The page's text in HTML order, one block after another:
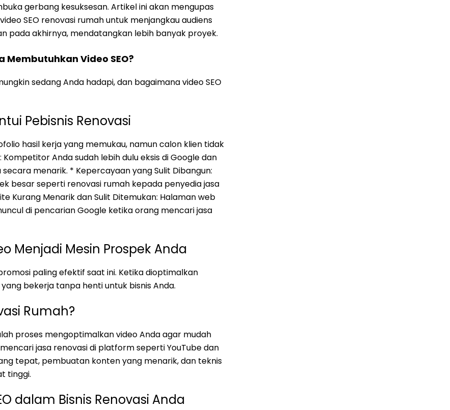
gerbang kesuksesan. Artikel ini akan mengupas
SEO renovasi rumah untuk menjangkau audiens
pada akhirnya, mendatangkan lebih banyak proyek.
Membutuhkan Video SEO?
sedang Anda hadapi, dan bagaimana video SEO
Pebisnis Renovasi
hasil kerja yang memukau, namun calon klien tidak
Anda sudah lebih dulu eksis di Google dan
menarik. * Kepercayaan yang Sulit Dibangun:
besar seperti renovasi rumah kepada penyedia jasa
Kurang Menarik dan Sulit Ditemukan: Halaman web
di pencarian Google ketika orang mencari jasa
Menjadi Mesin Prospek Anda
paling efektif saat ini. Ketika dioptimalkan
bekerja tanpa henti untuk bisnis Anda.
Rumah?
proses mengoptimalkan video Anda agar mudah
jasa renovasi di platform seperti YouTube dan
tepat, pembuatan konten yang menarik, dan teknis
tinggi.
dalam Bisnis Renovasi Anda